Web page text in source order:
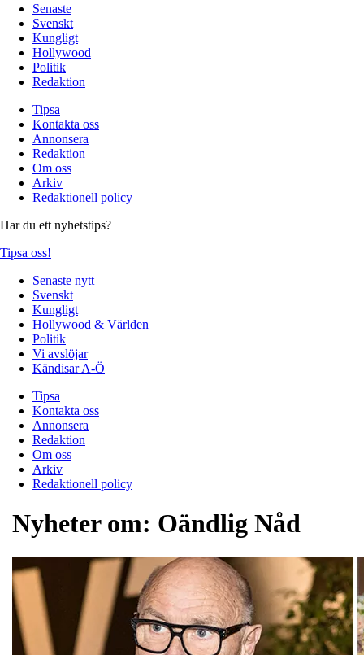
Senaste
Svenskt
Kungligt
Hollywood
Politik
Redaktion
Tipsa
Kontakta oss
Annonsera
Redaktion
Om oss
Arkiv
Redaktionell policy
Har du ett nyhetstips?
Tipsa oss!
Senaste nytt
Svenskt
Kungligt
Hollywood & Världen
Politik
Vi avslöjar
Kändisar A-Ö
Tipsa
Kontakta oss
Annonsera
Redaktion
Om oss
Arkiv
Redaktionell policy
Nyheter om: Oändlig Nåd